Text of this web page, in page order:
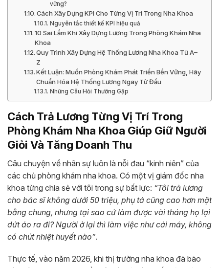
vững?
Cách Xây Dựng KPI Cho Từng Vị Trí Trong Nha Khoa
Nguyên tắc thiết kế KPI hiệu quả
10 Sai Lầm Khi Xây Dựng Lương Trong Phòng Khám Nha
Khoa
Quy Trình Xây Dựng Hệ Thống Lương Nha Khoa Từ A–
Z
Kết Luận: Muốn Phòng Khám Phát Triển Bền Vững, Hãy
Chuẩn Hóa Hệ Thống Lương Ngay Từ Đầu
Những Câu Hỏi Thường Gặp
Cách Trả Lương Từng Vị Trí Trong
Phòng Khám Nha Khoa Giúp Giữ Người
Giỏi Và Tăng Doanh Thu
Câu chuyện về nhân sự luôn là nỗi đau “kinh niên” của
các chủ phòng khám nha khoa. Có một vị giám đốc nha
khoa từng chia sẻ với tôi trong sự bất lực: “Tôi trả lương
cho bác sĩ không dưới 50 triệu, phụ tá cũng cao hơn mặt
bằng chung, nhưng tại sao cứ làm được vài tháng họ lại
dứt áo ra đi? Người ở lại thì làm việc như cái máy, không
có chút nhiệt huyết nào”.
Thực tế, vào năm 2026, khi thị trường nha khoa đã bão